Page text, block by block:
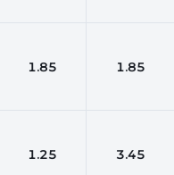
1.85 1.85
1.25 3.45